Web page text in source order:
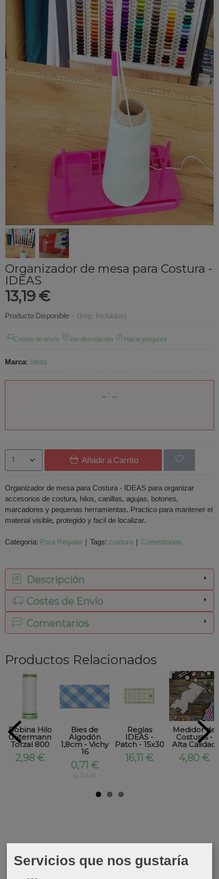
Organizador de mesa para Costura -
IDEAS
13,19 €
Producto Disponible - (Imp. Incluidos)
Costes de envío Ver descripción Hacer pregunta
Marca: Ideas
Añadir a Carrito
Organizador de mesa para Costura - IDEAS para organizar
accesorios de costura, hilos, canillas, agujas, botones,
marcadores y pequenas herramientas. Practico para mantener el
material visible, protegido y facil de localizar.
Categoría: Para Regalar | Tags: costura | Comentarios
Descripción
Costes de Envío
Comentarios
Productos Relacionados
Bobina Hilo
Gütermann
Torzal 800
2,98 €
Bies de
Algodón
1,8cm - Vichy
16
0,71 €
0,79 €
Reglas
IDEAS -
Patch - 15x30
16,11 €
Medidor de
Costuras -
Alta Calidad
4,80 €
Servicios que nos gustaría